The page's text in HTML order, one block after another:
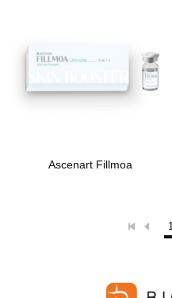
Ascenart Fillmoa
1